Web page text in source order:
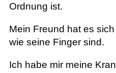
Ordnung ist.
Mein Freund hat es sich
wie seine Finger sind.
Ich habe mir meine